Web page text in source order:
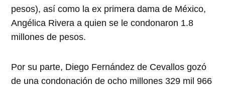
pesos), así como la ex primera dama de México,
Angélica Rivera a quien se le condonaron 1.8
millones de pesos.
Por su parte, Diego Fernández de Cevallos gozó
de una condonación de ocho millones 329 mil 966